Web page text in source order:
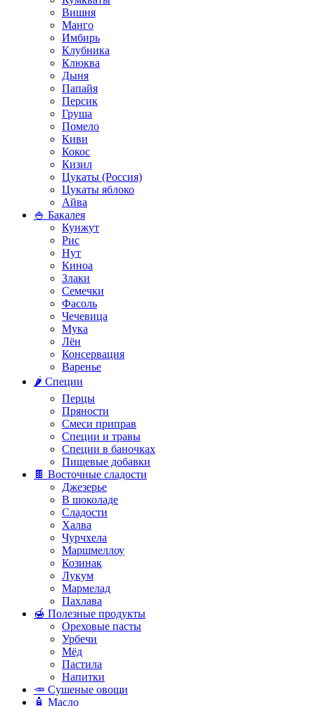
Вишня
Манго
Имбирь
Клубника
Клюква
Дыня
Папайя
Персик
Груша
Помело
Киви
Кокос
Кизил
Цукаты (Россия)
Цукаты яблоко
Айва
🍚 Бакалея
Кунжут
Рис
Нут
Киноа
Злаки
Семечки
Фасоль
Чечевица
Мука
Лён
Консервация
Варенье
🌶️ Специи
Перцы
Пряности
Смеси приправ
Специи и травы
Специи в баночках
Пищевые добавки
🍫 Восточные сладости
Джезерье
В шоколаде
Сладости
Халва
Чурчхела
Маршмеллоу
Козинак
Лукум
Мармелад
Пахлава
🍯 Полезные продукты
Ореховые пасты
Урбечи
Мёд
Пастила
Напитки
🥕 Сушеные овощи
🧴 Масло